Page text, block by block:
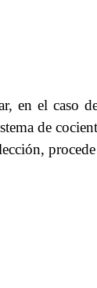
en el caso
de